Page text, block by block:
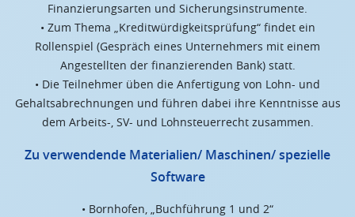
Finanzierungsarten und Sicherungsinstrumente.
• Zum Thema „Kreditwürdigkeitsprüfung“ findet ein
Rollenspiel (Gespräch eines Unternehmers mit einem
Angestellten der finanzierenden Bank) statt.
• Die Teilnehmer üben die Anfertigung von Lohn- und
Gehaltsabrechnungen und führen dabei ihre Kenntnisse aus
dem Arbeits-, SV- und Lohnsteuerrecht zusammen.
Zu verwendende Materialien/ Maschinen/ spezielle
Software
• Bornhofen, „Buchführung 1 und 2“